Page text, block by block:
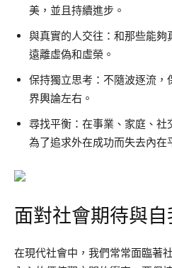
美，並且持續進步。
與真實的人交往：和那些能夠
遠離虛偽和虛榮。
保持獨立思考：不隨波逐流
界輿論左右。
尋找平衡：在事業、家庭、
為了追求外在成功而失去內在
面對社會期待與
在現代社會中，我們常常面臨著